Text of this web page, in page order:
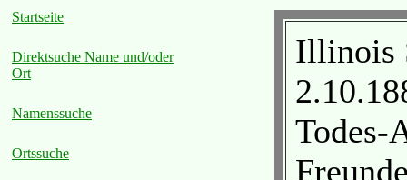
Startseite
Direktsuche Name und/oder
Ort
Namenssuche
Ortssuche
Illinois
Todes-